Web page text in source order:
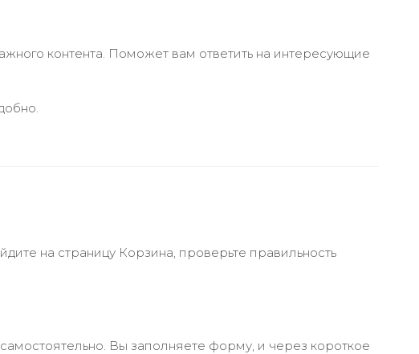
контента. Поможет вам ответить на интересующие
на страницу Корзина, проверьте правильность
Вы заполняете форму, и через короткое